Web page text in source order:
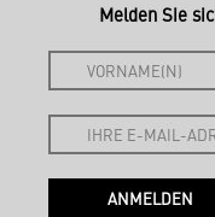
Melden Sie